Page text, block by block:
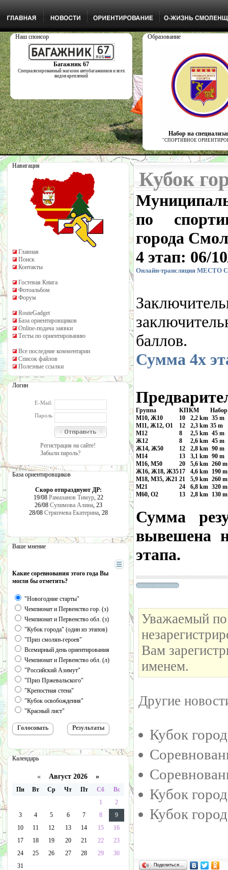
Наш спонсор
Багажник 67
Специализированный магазин автобагажников и всех
видов креплений
Образование
Набор на
"СПОРТИВНОЕ
Навигация
Главная
Поиск
Контакты
Гостевая Книга
Фотоальбом
Форум
RouteGadget
База ориентировщиков
Online-подача заявки
Тесты по ориентированию
Все последние комментарии
Список файлов
Полезные ссылки
Логин
E-Mail:
Пароль
Регистрация на сайте!
Забыли пароль?
База ориентировщиков
Скоро отпразднуют ДР:
19/08 Рамазанов Тимур, 22
26/08 Сулимова Алина, 23
28/08 Стряпчева Екатерина, 28
Ваше мнение
Какие соревнования этого года Вы
могли бы отметить?
"Новогодние старты"
Чемпионат и Первенство гор. (з)
Чемпионат и Первенство обл. (з)
"Кубок города" (один из этапов)
"Приз смолян-героев"
Всемирный день ориентирования
Чемпионат и Первенство обл. (л)
"Российский Азимут"
"Приз Пржевальского"
"Крепостная стена"
"Кубок освобождения"
"Красный лист"
Календарь
« Август 2026 »
Пн Вт Ср Чт Пт Сб
Вс
1
2
3
4 5 6 7 8
9
10
11 12 13 14 15
16
17
18 19 20 21 22
23
24
25 26 27 28 29
30
31
Кубок
по
города
4 этап: 06/
Онлайн-трансляция МЕСТО
баллов.
Сумма 4х
Группа КПКМ
М10, Ж10
10 2,2 km 35 m
М11, Ж12, О1
12 2,3 km 35 m
М12
8 2,5 km 45 m
Ж12
8 2,6 km 45 m
Ж14, Ж50
12 2,8 km 90 m
М14
13 3,1 km 90 m
М16, М50
20 5,6 km 260 m
Ж16, Ж18, Ж3517 4,6 km 190 m
М18, М35, Ж21 21 5,9 km 260 m
М21
24 6,8 km 320 m
М60, О2
13 2,8 km 130 m
Сумма
вывешена
этапа.
Уважаемый
Вам
именем.
Другие
Кубок
Кубок
Кубок
Поделиться…